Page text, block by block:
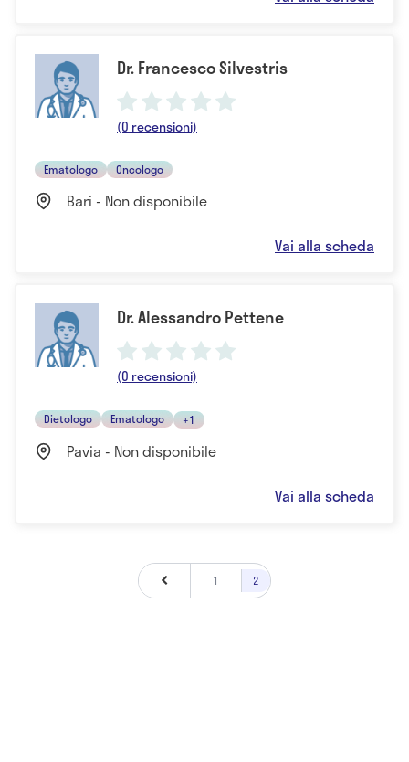
Dr. Francesco Silvestris
(0 recensioni)
Ematologo Oncologo
Bari - Non disponibile
Vai alla scheda
Dr. Alessandro Pettene
(0 recensioni)
Dietologo Ematologo +1
Pavia - Non disponibile
Vai alla scheda
1 2